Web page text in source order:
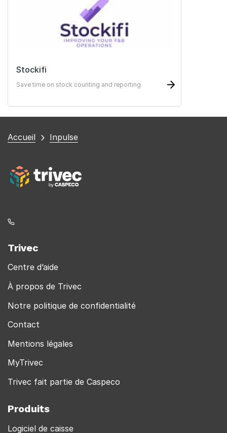
Stockifi
Save time on stock counting and reporting
Vous
Accueil Inpulse
Trivec
Centre d’aide
À propos de Trivec
Notre politique de confidentialité
Contact
Mentions légales
MyTrivec
Trivec fait partie de Caspeco
Produits
Logiciel de caisse